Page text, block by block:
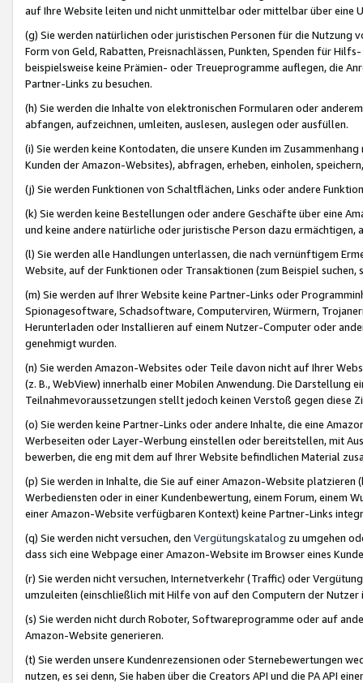
auf Ihre Website leiten und nicht unmittelbar oder mittelbar über eine
(g) Sie werden natürlichen oder juristischen Personen für die Nutzung
Form von Geld, Rabatten, Preisnachlässen, Punkten, Spenden für
beispielsweise keine Prämien- oder Treueprogramme auflegen, die
Partner-Links zu besuchen.
(h) Sie werden die Inhalte von elektronischen Formularen oder
abfangen, aufzeichnen, umleiten, auslesen, auslegen oder ausfüllen.
(i) Sie werden keine Kontodaten, die unsere Kunden im
Kunden der Amazon-Websites), abfragen, erheben, einholen,
(j) Sie werden Funktionen von Schaltflächen, Links oder andere
(k) Sie werden keine Bestellungen oder andere Geschäfte über eine
und keine andere natürliche oder juristische Person dazu
(l) Sie werden alle Handlungen unterlassen, die nach vernünftigem
Website, auf der Funktionen oder Transaktionen (zum Beispiel
(m) Sie werden auf Ihrer Website keine Partner-Links oder
Spionagesoftware, Schadsoftware, Computerviren, Würmern,
Herunterladen oder Installieren auf einem Nutzer-Computer oder
genehmigt wurden.
(n) Sie werden Amazon-Websites oder Teile davon nicht auf Ihrer
(z. B., WebView) innerhalb einer Mobilen Anwendung. Die Darstellung
Teilnahmevoraussetzungen stellt jedoch keinen Verstoß gegen diese
(o) Sie werden keine Partner-Links oder andere Inhalte, die eine
Werbeseiten oder Layer-Werbung einstellen oder bereitstellen, mit
bewerben, die eng mit dem auf Ihrer Website befindlichen Material
(p) Sie werden in Inhalte, die Sie auf einer Amazon-Website
Werbediensten oder in einer Kundenbewertung, einem Forum, einem
einer Amazon-Website verfügbaren Kontext) keine Partner-Links
(q) Sie werden nicht versuchen, den Vergütungskatalog zu umgehen
dass sich eine Webpage einer Amazon-Website im Browser eines
(r) Sie werden nicht versuchen, Internetverkehr (Traffic) oder
umzuleiten (einschließlich mit Hilfe von auf den Computern der
(s) Sie werden nicht durch Roboter, Softwareprogramme oder auf
Amazon-Website generieren.
(t) Sie werden unsere Kundenrezensionen oder Sternebewertungen
nutzen, es sei denn, Sie haben über die Creators API und die PA API